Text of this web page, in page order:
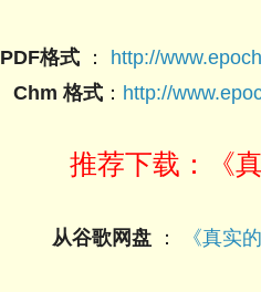
PDF格式 ： http://
Chm 格式 ： http://
推荐下载：《
从谷歌网盘 ： 《真实